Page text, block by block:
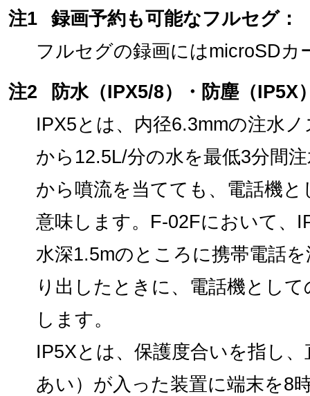
注1
録画予約も可能なフルセグ：
フルセグの録画にはmicroSDカ
注2
防水（IPX5/8）・防塵（IP5X
IPX5とは、内径6.3mmの注水
から12.5L/分の水を最低3分間
から噴流を当てても、電話機
意味します。F-02Fにおいて、
水深1.5mのところに携帯電話
り出したときに、電話機とし
します。
IP5Xとは、保護度合いを指し
あい）が入った装置に端末を8